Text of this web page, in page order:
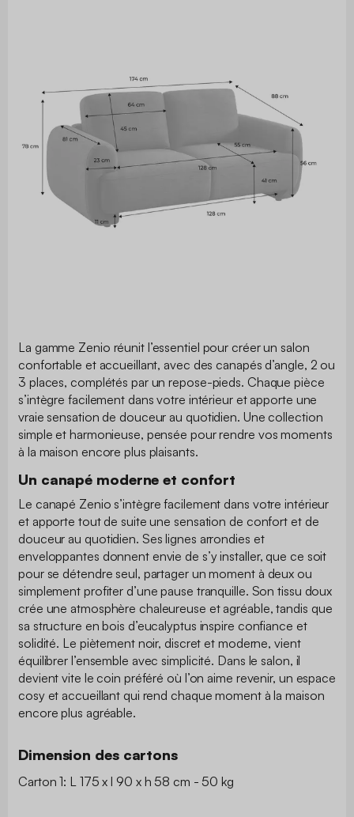
La gamme Zenio réunit l’essentiel pour créer un salon
confortable et accueillant, avec des canapés d’angle, 2 ou
3 places, complétés par un repose-pieds. Chaque pièce
s’intègre facilement dans votre intérieur et apporte une
vraie sensation de douceur au quotidien. Une collection
simple et harmonieuse, pensée pour rendre vos moments
à la maison encore plus plaisants.
Un canapé moderne et confort
Le canapé Zenio s’intègre facilement dans votre intérieur
et apporte tout de suite une sensation de confort et de
douceur au quotidien. Ses lignes arrondies et
enveloppantes donnent envie de s’y installer, que ce soit
pour se détendre seul, partager un moment à deux ou
simplement profiter d’une pause tranquille. Son tissu doux
crée une atmosphère chaleureuse et agréable, tandis que
sa structure en bois d’eucalyptus inspire confiance et
solidité. Le piètement noir, discret et moderne, vient
équilibrer l’ensemble avec simplicité. Dans le salon, il
devient vite le coin préféré où l’on aime revenir, un espace
cosy et accueillant qui rend chaque moment à la maison
encore plus agréable.
Dimension des cartons
Carton 1: L 175 x l 90 x h 58 cm - 50 kg